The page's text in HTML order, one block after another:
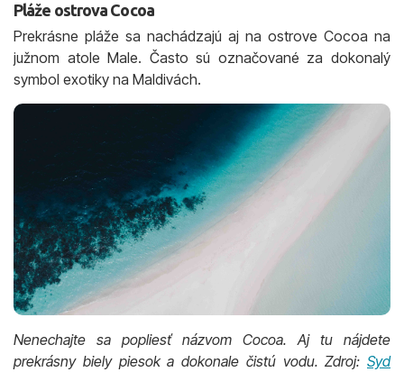
Pláže ostrova Cocoa
Prekrásne pláže sa nachádzajú aj na ostrove Cocoa na
južnom atole Male. Často sú označované za dokonalý
symbol exotiky na Maldivách.
Nenechajte sa popliesť názvom Cocoa. Aj tu nájdete
prekrásny biely piesok a dokonale čistú vodu. Zdroj: Syd